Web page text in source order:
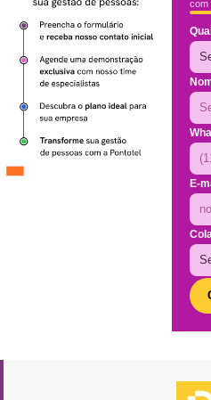
com
E-